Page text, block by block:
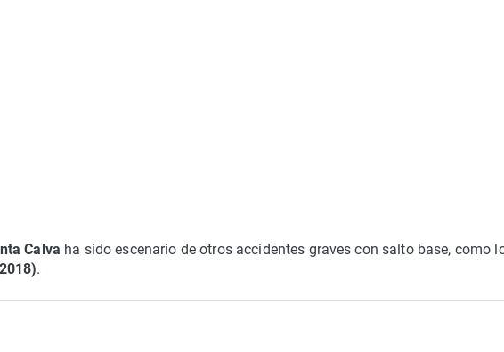
Calva ha sido escenario de otros accidentes graves con salto base, como
.